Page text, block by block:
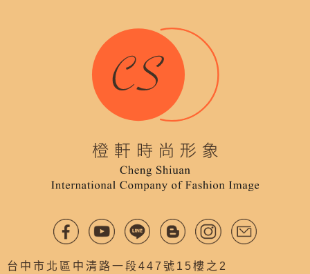
台中市北區中清路一段447號15樓之2